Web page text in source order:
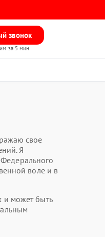
звонок
за 5 мин
свое
Я
воле и в
и может быть